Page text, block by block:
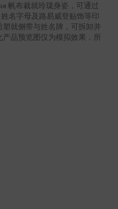
帆布裁就玲珑身姿，可通过
名字母及路易威登贴饰等印
就侧带与姓名牌，可拆卸并
品预览图仅为模拟效果，所